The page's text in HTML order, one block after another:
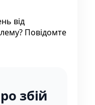
від
Повідомте
збій